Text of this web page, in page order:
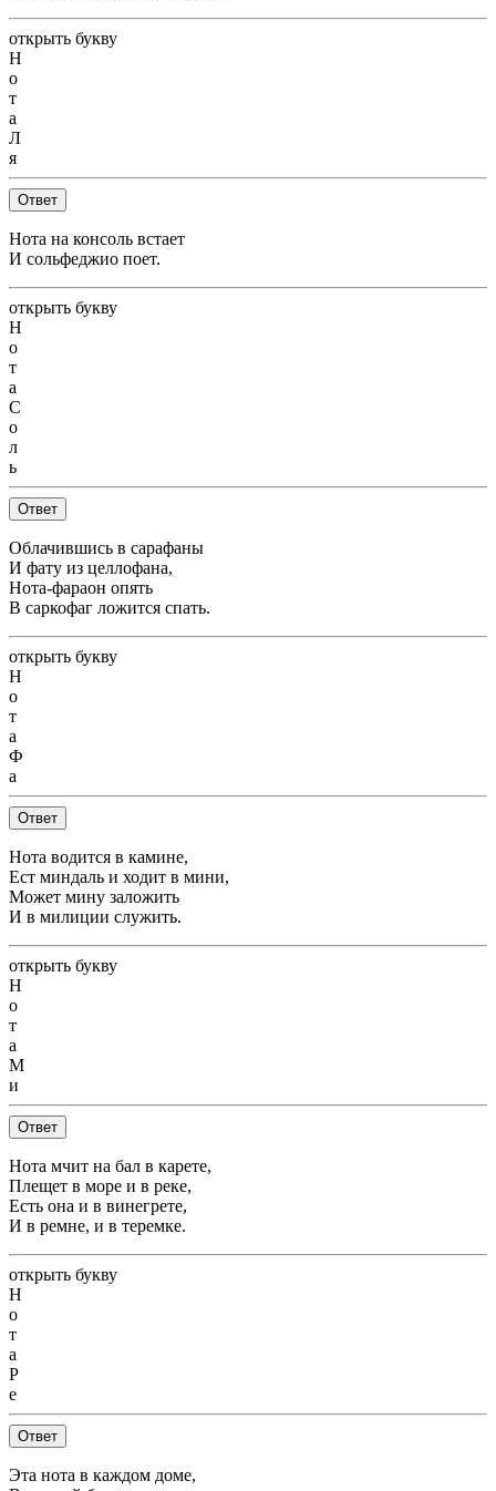
открыть букву
Н
о
т
а
Л
я
Ответ
Нота на консоль встает
И сольфеджио поет.
открыть букву
Н
о
т
а
С
о
л
ь
Ответ
Облачившись в сарафаны
И фату из целлофана,
Нота-фараон опять
В саркофаг ложится спать.
открыть букву
Н
о
т
а
Ф
а
Ответ
Нота водится в камине,
Ест миндаль и ходит в мини,
Может мину заложить
И в милиции служить.
открыть букву
Н
о
т
а
М
и
Ответ
Нота мчит на бал в карете,
Плещет в море и в реке,
Есть она и в винегрете,
И в ремне, и в теремке.
открыть букву
Н
о
т
а
Р
е
Ответ
Эта нота в каждом доме,